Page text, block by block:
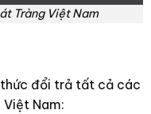
Tràng Việt Nam
thức đổi trả tất cả các
Nam: